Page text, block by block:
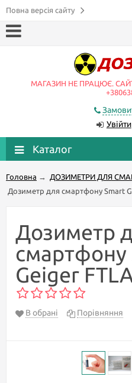
Повна версія сайту
МАГАЗИН НЕ ПРАЦЮЄ.
Увійти
Каталог
Головна → ДОЗИМЕТРИ ДЛЯ
Дозиметр для смартфону Smart
Дозиметр
смартфону
Geiger
В обрані Порівняння